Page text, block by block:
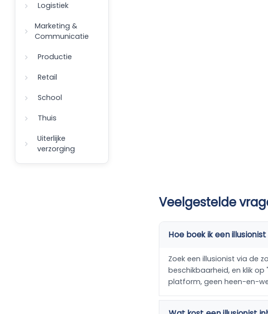
Logistiek
Marketing &
Communicatie
Productie
Retail
School
Thuis
Uiterlijke
verzorging
Veelgestelde
Hoe boek ik een
Zoek een illusionist via de
beschikbaarheid, en klik
platform, geen heen-en-